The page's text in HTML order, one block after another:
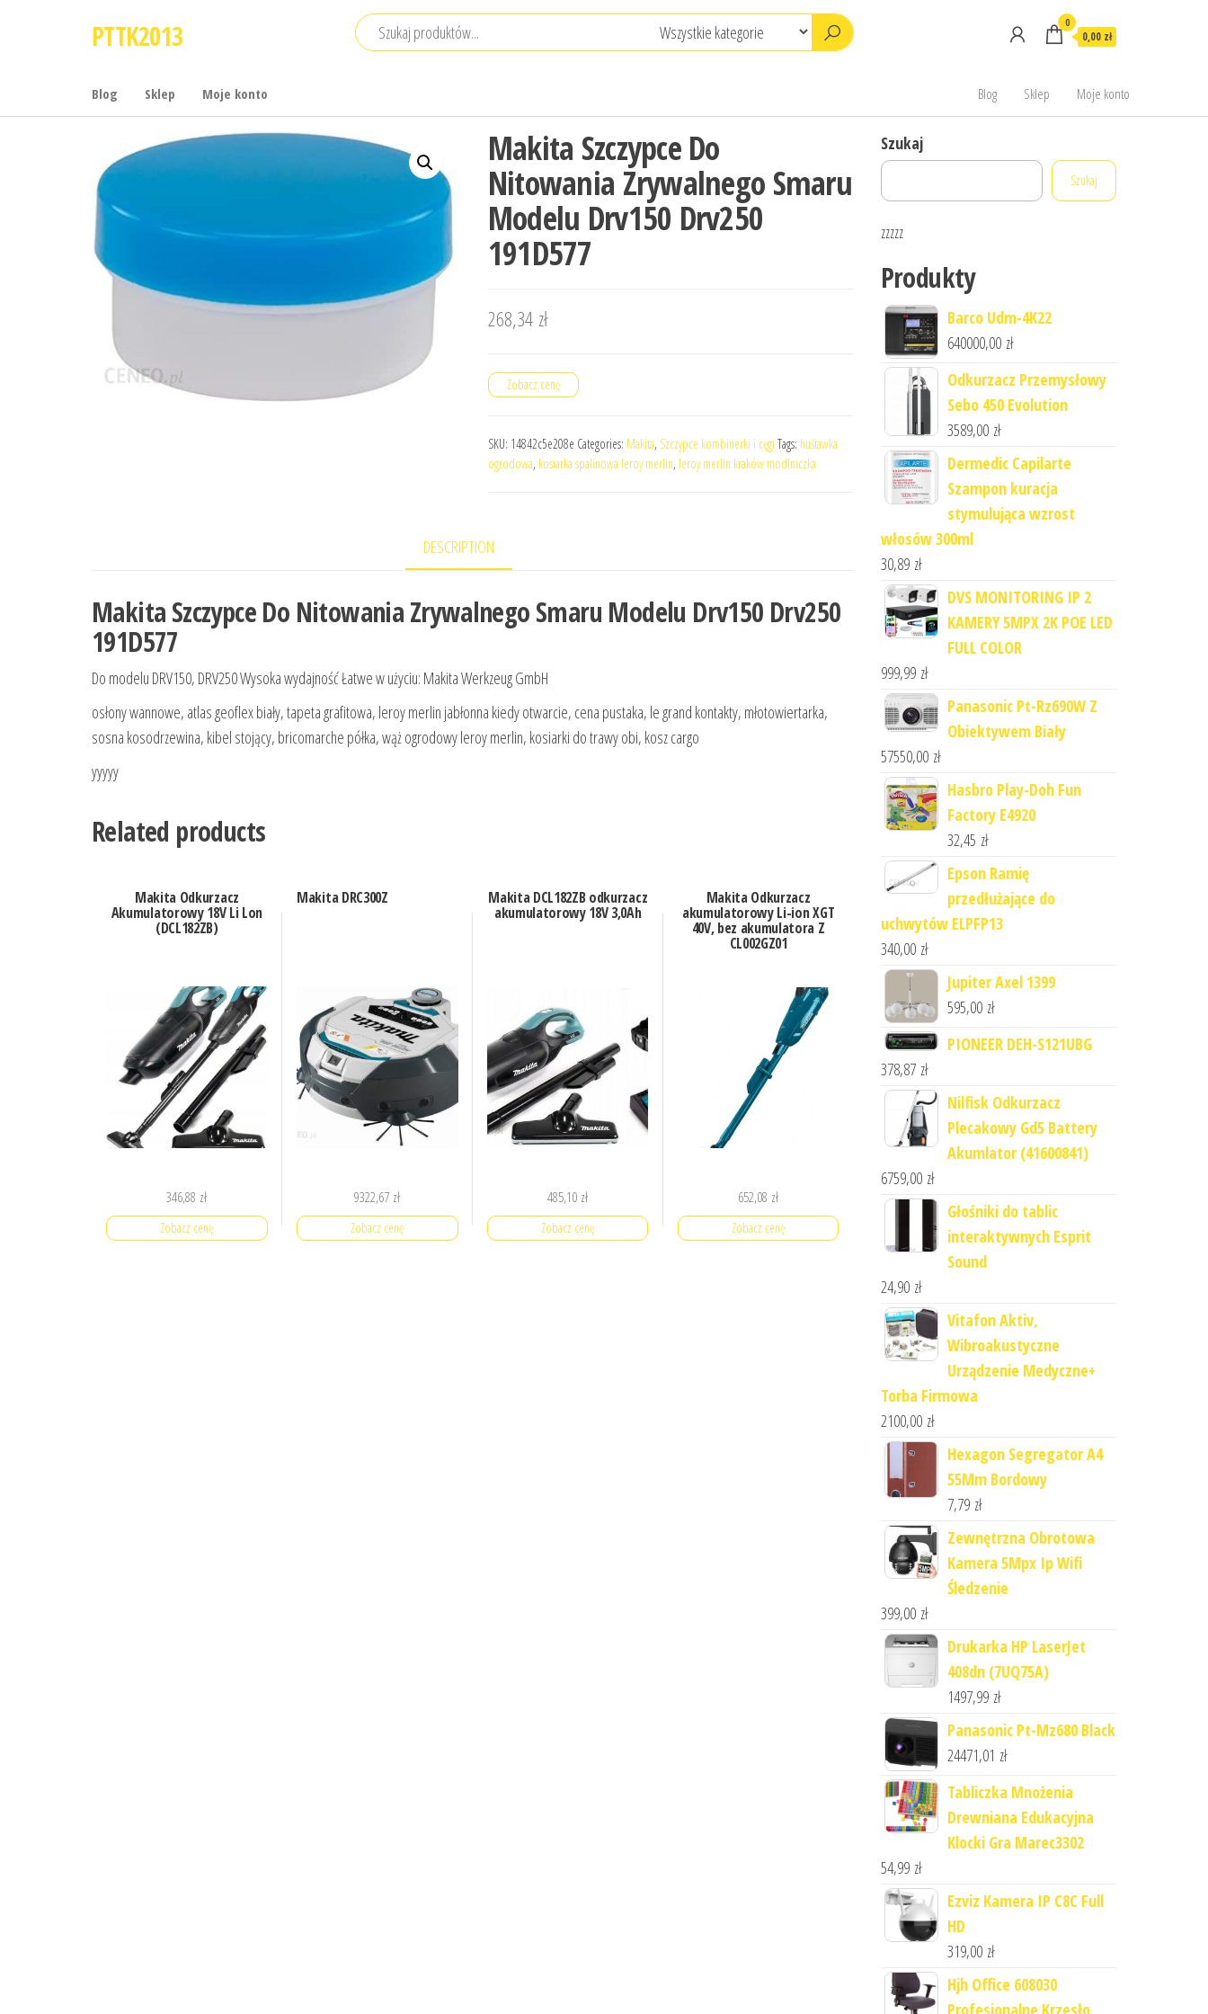
PTTK2013 0
0,00 zł
Blog Sklep Moje konto Blog Sklep Moje konto
Makita Szczypce Do
Nitowania Zrywalnego Smaru
Modelu Drv150 Drv250
191D577
268,34 zł
Zobacz cenę
SKU: 14842c5e208e Categories: Makita, Szczypce kombinerki i cęgi Tags: huśtawka
ogrodowa, kosiarka spalinowa leroy merlin, leroy merlin kraków modlniczka
DESCRIPTION
Makita Szczypce Do Nitowania Zrywalnego Smaru Modelu Drv150 Drv250
191D577
Do modelu DRV150, DRV250 Wysoka wydajność Łatwe w użyciu: Makita Werkzeug GmbH
osłony wannowe, atlas geoflex biały, tapeta grafitowa, leroy merlin jabłonna kiedy otwarcie, cena pustaka, le grand kontakty, młotowiertarka,
sosna kosodrzewina, kibel stojący, bricomarche półka, wąż ogrodowy leroy merlin, kosiarki do trawy obi, kosz cargo
yyyyy
Related products
Makita Odkurzacz
Akumulatorowy 18V Li Lon
(DCL182ZB)
346,88 zł
Zobacz cenę
Makita DRC300Z
9322,67 zł
Zobacz cenę
Makita DCL182ZB odkurzacz
akumulatorowy 18V 3,0Ah
485,10 zł
Zobacz cenę
Makita Odkurzacz
akumulatorowy Li-ion XGT
40V, bez akumulatora Z
CL002GZ01
652,08 zł
Zobacz cenę
Szukaj
Szukaj
zzzzz
Produkty
Barco Udm-4K22
640000,00 zł
Odkurzacz Przemysłowy
Sebo 450 Evolution
3589,00 zł
Dermedic Capilarte
Szampon kuracja
stymulująca wzrost
włosów 300ml
30,89 zł
DVS MONITORING IP 2
KAMERY 5MPX 2K POE LED
FULL COLOR
999,99 zł
Panasonic Pt-Rz690W Z
Obiektywem Biały
57550,00 zł
Hasbro Play-Doh Fun
Factory E4920
32,45 zł
Epson Ramię
przedłużające do
uchwytów ELPFP13
340,00 zł
Jupiter Axel 1399
595,00 zł
PIONEER DEH-S121UBG
378,87 zł
Nilfisk Odkurzacz
Plecakowy Gd5 Battery
Akumlator (41600841)
6759,00 zł
Głośniki do tablic
interaktywnych Esprit
Sound
24,90 zł
Vitafon Aktiv,
Wibroakustyczne
Urządzenie Medyczne+
Torba Firmowa
2100,00 zł
Hexagon Segregator A4
55Mm Bordowy
7,79 zł
Zewnętrzna Obrotowa
Kamera 5Mpx Ip Wifi
Śledzenie
399,00 zł
Drukarka HP LaserJet
408dn (7UQ75A)
1497,99 zł
Panasonic Pt-Mz680 Black
24471,01 zł
Tabliczka Mnożenia
Drewniana Edukacyjna
Klocki Gra Marec3302
54,99 zł
Ezviz Kamera IP C8C Full
HD
319,00 zł
Hjh Office 608030
Profesjonalne Krzesło